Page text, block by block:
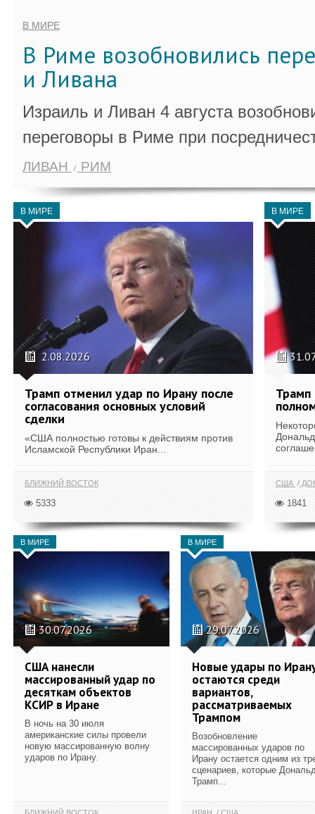
В МИРЕ
В Риме возобновились
и Ливана
Израиль и Ливан 4 августа
переговоры в Риме при
ЛИВАН РИМ
В МИРЕ
2.08.2026
Трамп отменил удар по Ирану после
согласования основных условий
сделки
«США полностью готовы к действиям против
Исламской Республики Иран...
БЛИЖНИЙ ВОСТОК
5333
В МИРЕ
Трамп
США
1841
В МИРЕ
30.07.2026
США нанесли
массированный удар по
десяткам объектов
КСИР в Иране
В ночь на 30 июля
американские силы провели
новую массированную волну
ударов по Ирану.
В МИРЕ
29.07.2026
Новые удары по
остаются среди
вариантов,
рассматриваемых
Трампом
Возобновление
массированных ударов по
Ирану остается одним из
сценариев, которые
Трамп...